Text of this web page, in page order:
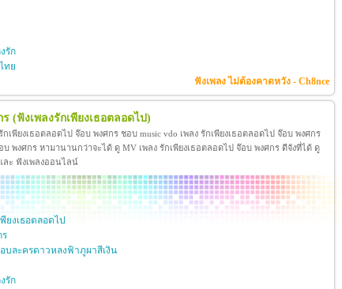
รัก
ทย
ฟังเพลง ไม่ต้องคาดหวัง - Ch8nce
ร (ฟังเพลงรักเพียงเธอตลอดไป)
เพียงเธอตลอดไป จ๊อบ พงศกร ชอบ music vdo เพลง รักเพียงเธอตลอดไป จ๊อบ พงศกร
บ พงศกร หามานานกว่าจะได้ ดู MV เพลง รักเพียงเธอตลอดไป จ๊อบ พงศกร ดีจังที่ได้ ดู
ละ ฟังเพลงออนไลน์
พียงเธอตลอดไป
อบละครดาวหลงฟ้าภูผาสีเงิน
รัก